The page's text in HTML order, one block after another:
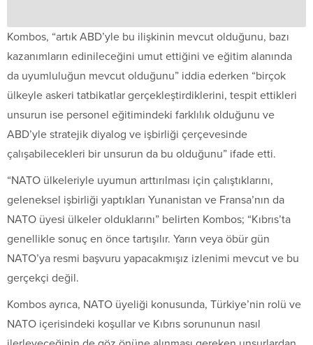
Kombos, “artık ABD’yle bu ilişkinin mevcut olduğunu, bazı
kazanımların edinileceğini umut ettiğini ve eğitim alanında
da uyumluluğun mevcut olduğunu” iddia ederken “birçok
ülkeyle askeri tatbikatlar gerçekleştirdiklerini, tespit ettikleri
unsurun ise personel eğitimindeki farklılık olduğunu ve
ABD’yle stratejik diyalog ve işbirliği çerçevesinde
çalışabilecekleri bir unsurun da bu olduğunu” ifade etti.
“NATO ülkeleriyle uyumun arttırılması için çalıştıklarını,
geleneksel işbirliği yaptıkları Yunanistan ve Fransa’nın da
NATO üyesi ülkeler olduklarını” belirten Kombos; “Kıbrıs’ta
genellikle sonuç en önce tartışılır. Yarın veya öbür gün
NATO’ya resmi başvuru yapacakmışız izlenimi mevcut ve bu
gerçekçi değil.
Kombos ayrıca, NATO üyeliği konusunda, Türkiye’nin rolü ve
NATO içerisindeki koşullar ve Kıbrıs sorununun nasıl